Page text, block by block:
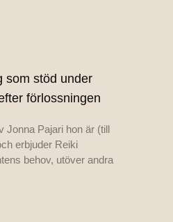
som stöd under
förlossningen
Jonna Pajari hon är (till
erbjuder Reiki
behov, utöver andra